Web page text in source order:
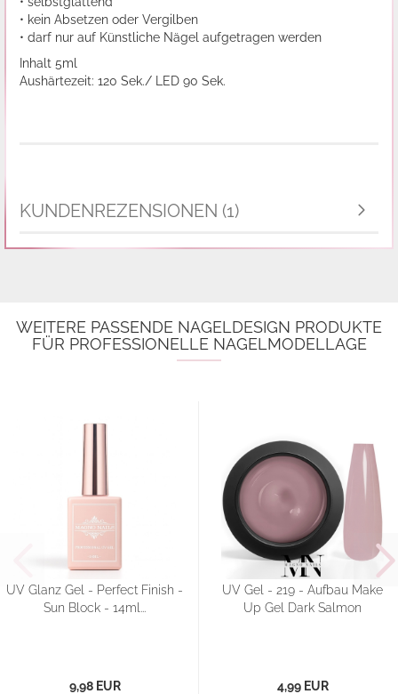
• kein Absetzen oder Vergilben
• darf nur auf Künstliche Nägel aufgetragen werden
Inhalt 5ml
Aushärtezeit: 120 Sek./ LED 90 Sek.
KUNDENREZENSIONEN (1)
WEITERE PASSENDE NAGELDESIGN PRODUKTE
FÜR PROFESSIONELLE NAGELMODELLAGE
UV Glanz Gel - Perfect Finish -
Sun Block - 14ml...
9,98 EUR
UV Gel - 219 - Aufbau Make
Up Gel Dark Salmon
4,99 EUR